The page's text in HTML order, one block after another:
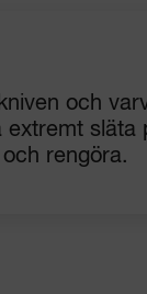
och
extremt släta
rengöra.